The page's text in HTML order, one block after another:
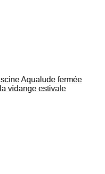
Aqualude fermée
vidange estivale